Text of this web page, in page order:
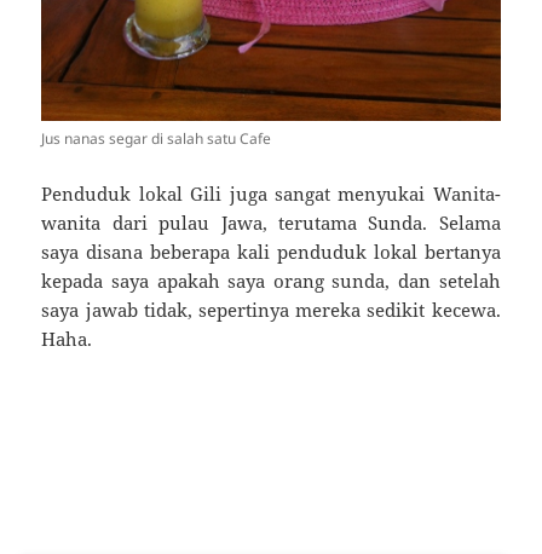
Jus nanas segar di salah satu Cafe
Penduduk lokal Gili juga sangat menyukai Wanita-
wanita dari pulau Jawa, terutama Sunda. Selama
saya disana beberapa kali penduduk lokal bertanya
kepada saya apakah saya orang sunda, dan setelah
saya jawab tidak, sepertinya mereka sedikit kecewa.
Haha.